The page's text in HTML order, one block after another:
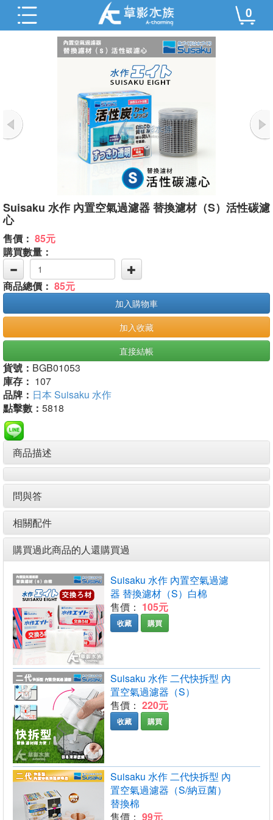
0
Suisaku 水作 內置空氣過濾器 替換濾材（S）活性碳濾
心
售價： 85元
購買數量：
商品總價： 85元
加入購物車
加入收藏
直接結帳
貨號： BGB01053
庫存： 107
品牌： 日本 Suisaku 水作
點擊數： 5818
商品描述
問與答
相關配件
購買過此商品的人還購買過
Suisaku 水作 內置空氣過濾
器 替換濾材（S）白棉
售價： 105元
收藏 購買
Suisaku 水作 二代快拆型 內
置空氣過濾器（S）
售價： 220元
收藏 購買
Suisaku 水作 二代快拆型 內
置空氣過濾器（S/納豆菌）
替換棉
售價： 99元